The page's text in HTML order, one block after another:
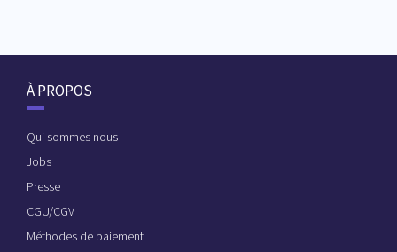
À PROPOS
Qui sommes nous
Jobs
Presse
CGU/CGV
Méthodes de paiement